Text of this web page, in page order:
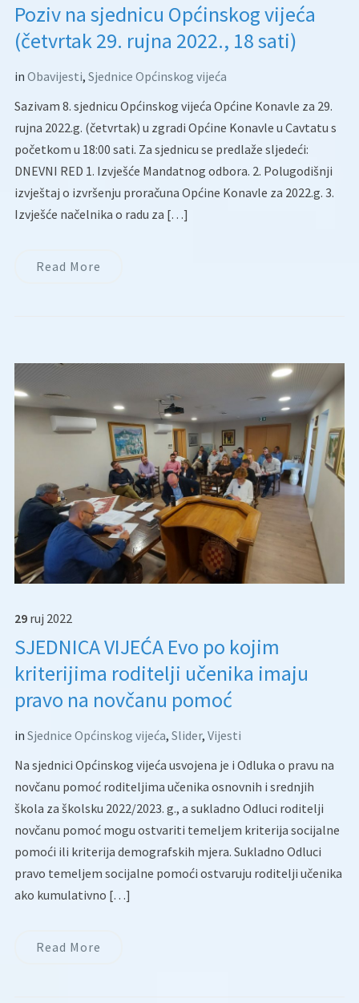
Poziv na sjednicu Općinskog vijeća
(četvrtak 29. rujna 2022., 18 sati)
in Obavijesti, Sjednice Općinskog vijeća
Sazivam 8. sjednicu Općinskog vijeća Općine Konavle za 29.
rujna 2022.g. (četvrtak) u zgradi Općine Konavle u Cavtatu s
početkom u 18:00 sati. Za sjednicu se predlaže sljedeći:
DNEVNI RED 1. Izvješće Mandatnog odbora. 2. Polugodišnji
izvještaj o izvršenju proračuna Općine Konavle za 2022.g. 3.
Izvješće načelnika o radu za […]
Read More
29 ruj 2022
SJEDNICA VIJEĆA Evo po kojim
kriterijima roditelji učenika imaju
pravo na novčanu pomoć
in Sjednice Općinskog vijeća, Slider, Vijesti
Na sjednici Općinskog vijeća usvojena je i Odluka o pravu na
novčanu pomoć roditeljima učenika osnovnih i srednjih
škola za školsku 2022/2023. g., a sukladno Odluci roditelji
novčanu pomoć mogu ostvariti temeljem kriterija socijalne
pomoći ili kriterija demografskih mjera. Sukladno Odluci
pravo temeljem socijalne pomoći ostvaruju roditelji učenika
ako kumulativno […]
Read More